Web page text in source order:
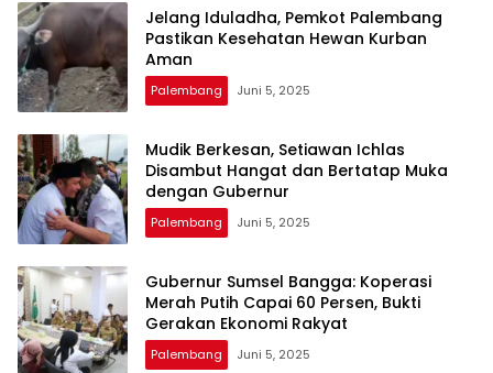
Jelang Iduladha, Pemkot Palembang
Pastikan Kesehatan Hewan Kurban
Aman
Palembang Juni 5, 2025
Mudik Berkesan, Setiawan Ichlas
Disambut Hangat dan Bertatap Muka
dengan Gubernur
Palembang Juni 5, 2025
Gubernur Sumsel Bangga: Koperasi
Merah Putih Capai 60 Persen, Bukti
Gerakan Ekonomi Rakyat
Palembang Juni 5, 2025